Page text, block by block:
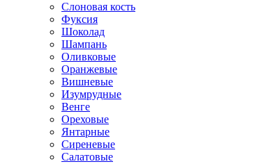
Слоновая кость
Фуксия
Шоколад
Шампань
Оливковые
Оранжевые
Вишневые
Изумрудные
Венге
Ореховые
Янтарные
Сиреневые
Салатовые